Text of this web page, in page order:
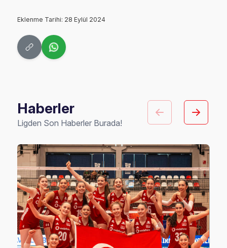
Eklenme Tarihi: 28 Eylül 2024
Haberler
Ligden Son Haberler Burada!